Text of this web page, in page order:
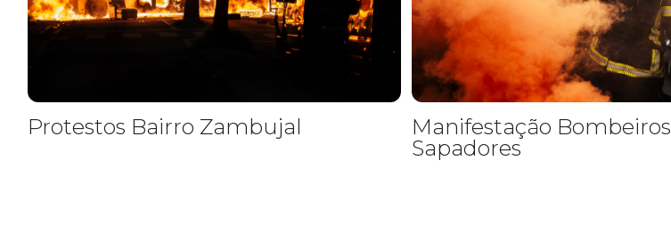
Protestos Bairro Zambujal
Manifestação Bombeiros
Sapadores